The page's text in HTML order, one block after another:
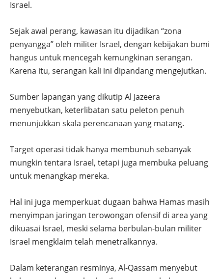
Israel.
Sejak awal perang, kawasan itu dijadikan “zona
penyangga” oleh militer Israel, dengan kebijakan bumi
hangus untuk mencegah kemungkinan serangan.
Karena itu, serangan kali ini dipandang mengejutkan.
Sumber lapangan yang dikutip Al Jazeera
menyebutkan, keterlibatan satu peleton penuh
menunjukkan skala perencanaan yang matang.
Target operasi tidak hanya membunuh sebanyak
mungkin tentara Israel, tetapi juga membuka peluang
untuk menangkap mereka.
Hal ini juga memperkuat dugaan bahwa Hamas masih
menyimpan jaringan terowongan ofensif di area yang
dikuasai Israel, meski selama berbulan-bulan militer
Israel mengklaim telah menetralkannya.
Dalam keterangan resminya, Al-Qassam menyebut